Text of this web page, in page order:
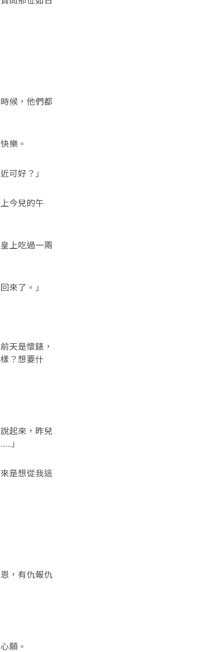
候，他們都
樂。
可好？」
今兒的午
上吃過一兩
來了。」
天是懷錶，
？想要什
起來，昨兒
」
是想從我這
，有仇報仇
願。